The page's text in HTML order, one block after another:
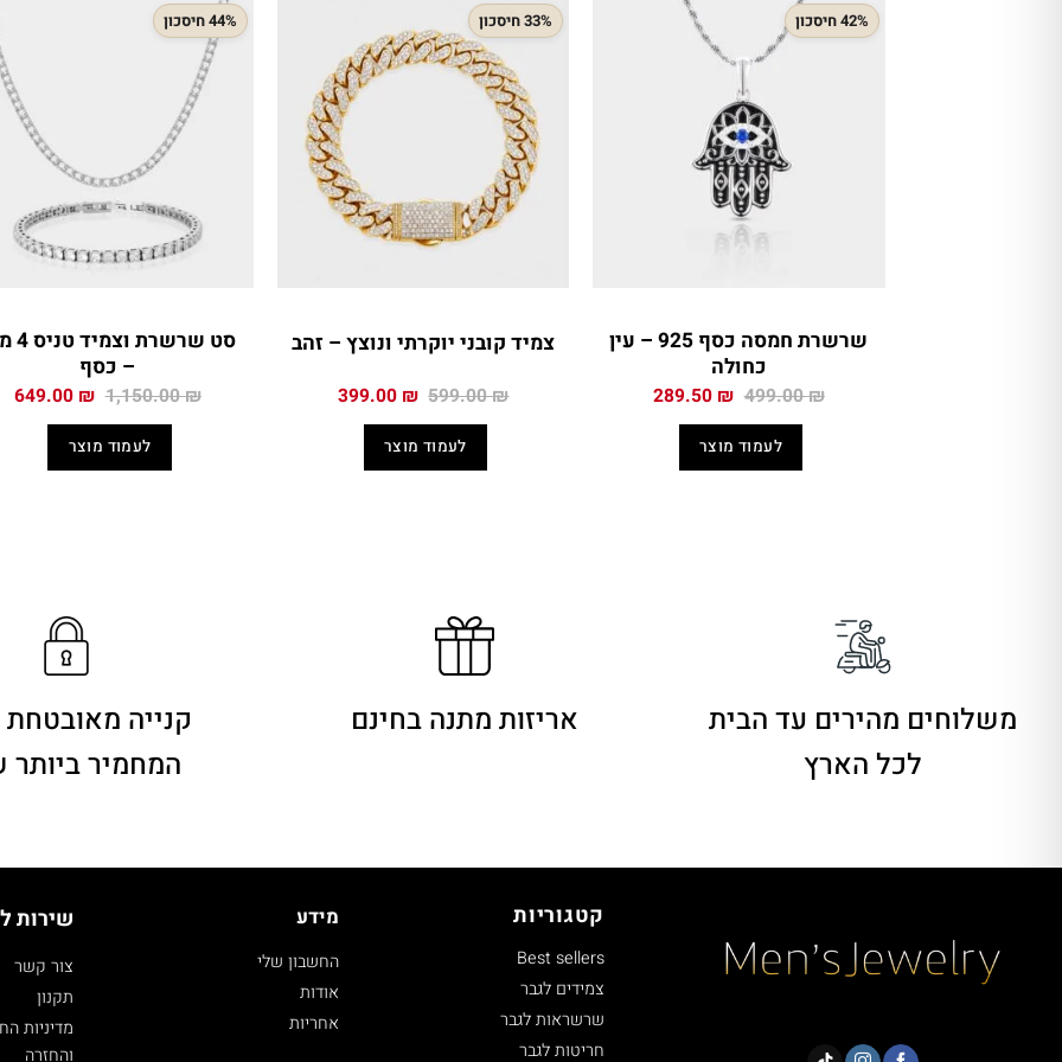
42% חיסכון
שרשרת חמסה כסף 925 – עין
כחולה
499.00₪ המחיר
היה:
499.00 ₪.
289.50 ₪ המחיר
לעמוד מוצר
33% חיסכון
צמיד קובני יוקרתי ונוצץ – זהב
599.00₪ המחיר
היה:
599.00 ₪.
399.00 ₪ המחיר
לעמוד מוצר
44% חיסכון
סט
– כסף
1,150.00₪ המחיר
היה:
1,150.00 ₪.
649.00 ₪
לעמוד מוצר
משלוחים מהירים עד הבית
לכל הארץ
אריזות מתנה בחינם
קנייה
המחמיר
קטגוריות
Best sellers
צמידים לגבר
שרשראות לגבר
חריטות לגבר
מידע
החשבון שלי
אודות
אחריות
שירות
צור קשר
תקנון
מדיניות
והחזרה